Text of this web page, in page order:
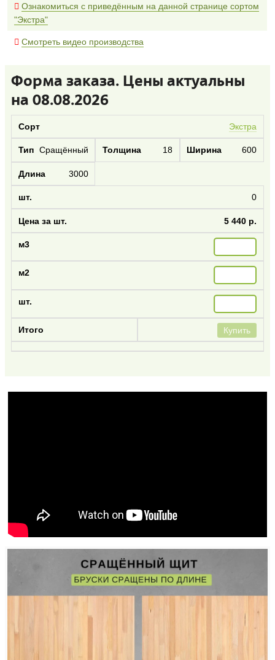
Ознакомиться с приведённым на данной странице сортом
"Экстра"
Смотреть видео производства
Форма заказа. Цены актуальны
на 08.08.2026
Экстра
Сращённый 18 600
3000
0
5 440 р.
Купить